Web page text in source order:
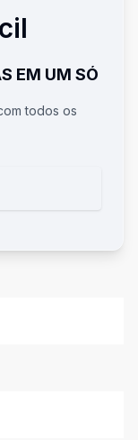
EM UM SÓ
todos os